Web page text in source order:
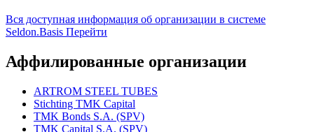
Код вида деятельности для отчетности страховых
компаний РФ
Вся доступная информация об организации в системе
Аффилированные организации